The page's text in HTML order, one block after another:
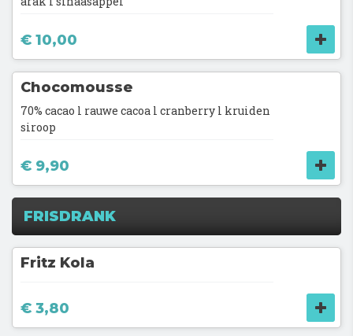
€ 10,00
Chocomousse
70% cacao l rauwe cacoa l cranberry l kruiden
siroop
€ 9,90
FRISDRANK
Fritz Kola
€ 3,80